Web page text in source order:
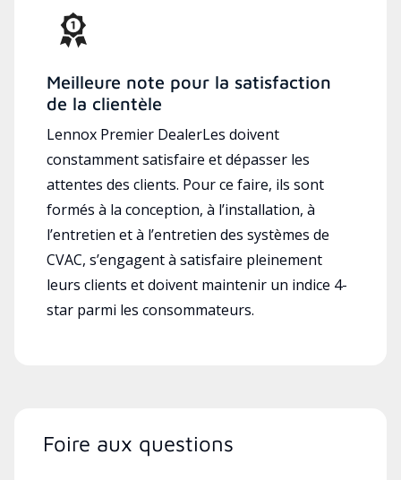
Meilleure note pour la satisfaction
de la clientèle
Lennox Premier DealerLes doivent
constamment satisfaire et dépasser les
attentes des clients. Pour ce faire, ils sont
formés à la conception, à l’installation, à
l’entretien et à l’entretien des systèmes de
CVAC, s’engagent à satisfaire pleinement
leurs clients et doivent maintenir un indice 4-
star parmi les consommateurs.
Foire aux questions